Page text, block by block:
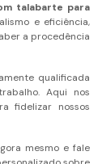
talabarte para
e eficiência,
a procedência
qualificada
Aqui nos
fidelizar nossos
mesmo e fale